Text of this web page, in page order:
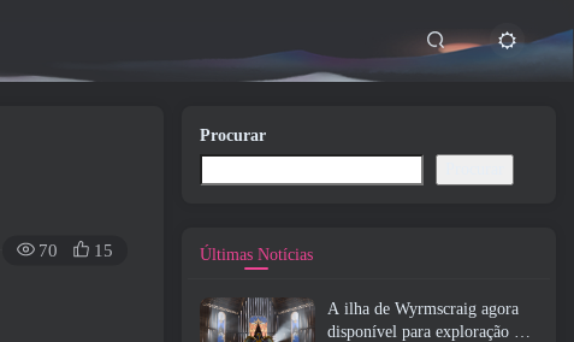
70 15
Procurar
Últimas Notícias
A ilha de Wyrmscraig agora
disponível para exploração no